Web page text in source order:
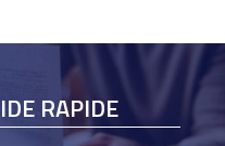
RAPIDE